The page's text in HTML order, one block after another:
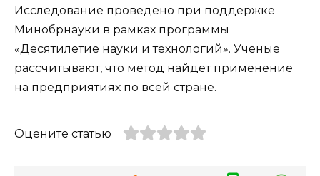
Исследование проведено при поддержке
Минобрнауки в рамках программы
«Десятилетие науки и технологий». Ученые
рассчитывают, что метод найдет применение
на предприятиях по всей стране.
Оцените статью